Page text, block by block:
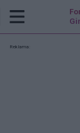
Reklama: